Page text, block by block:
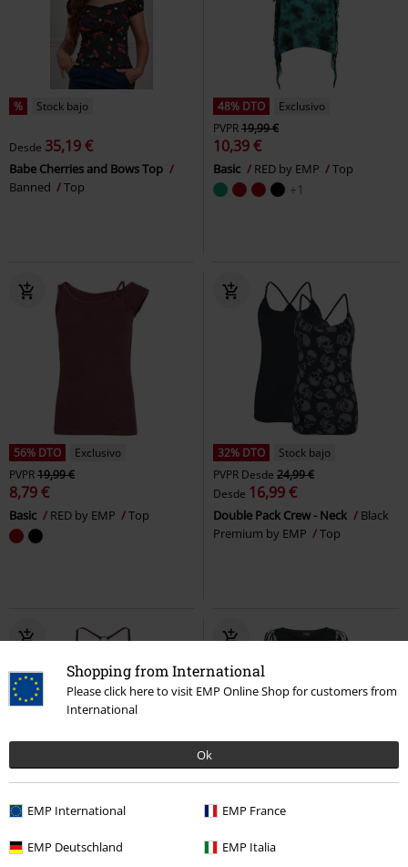
Shopping from International
Please click here to visit EMP Online Shop for customers from
International
Ok
EMP International EMP France
EMP Deutschland EMP Italia
% Stock bajo
Desde 35,19 €
Babe Cherries and Bows Top
Banned
Top
48% DTO
Exclusivo
PVPR19,99 €
10,39 €
Basic RED by EMP Top
+1
56% DTO
Exclusivo
PVPR19,99 €
8,79 €
Basic RED by EMP Top
32% DTO
Stock bajo
PVPR Desde 24,99 €
Desde 16,99 €
Double Pack Crew - Neck
Black
Premium by EMP
Top
PVPR
8,79 €
PVPR
21,59 €